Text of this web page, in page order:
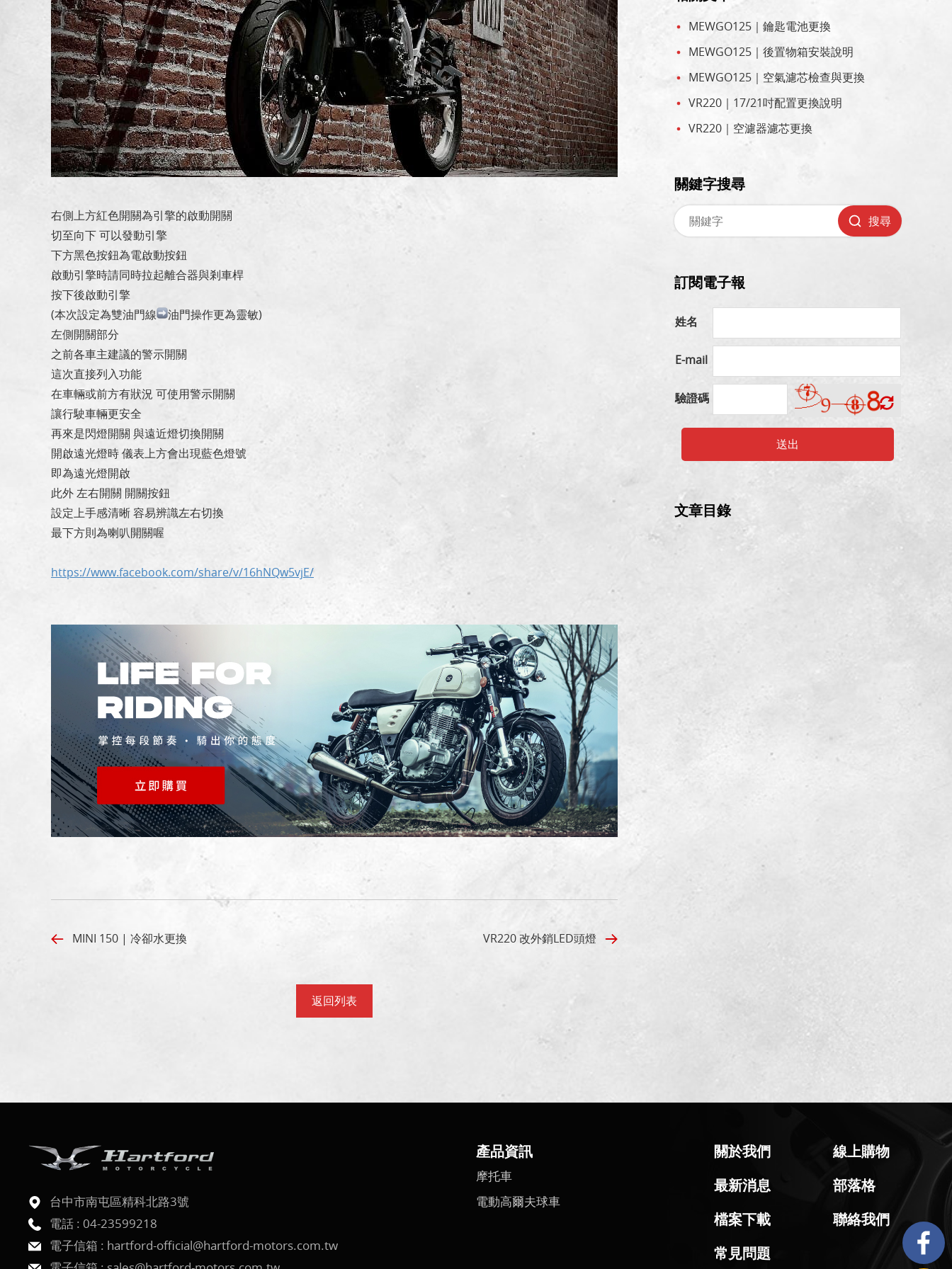
右側上方紅色開關為引擎的啟動開關
切至向下 可以發動引擎
下方黑色按鈕為電啟動按鈕
啟動引擎時請同時拉起離合器與剎車桿
按下後啟動引擎
(本次設定為雙油門線
油門操作更為靈敏)
左側開關部分
之前各車主建議的警示開關
這次直接列入功能
在車輛或前方有狀況 可使用警示開關
讓行駛車輛更安全
再來是閃燈開關 與遠近燈切換開關
開啟遠光燈時 儀表上方會出現藍色燈號
即為遠光燈開啟
此外 左右開關 開關按鈕
設定上手感清晰 容易辨識左右切換
最下方則為喇叭開關喔
https://www.facebook.com/share/v/16hNQw5vjE/
MINI 150 | 冷卻水更換 VR220 改外銷LED頭燈
返回列表
MEWGO125｜鑰匙電池更換
MEWGO125｜後置物箱安裝說明
MEWGO125｜空氣濾芯檢查與更換
VR220｜17/21吋配置更換說明
VR220｜空濾器濾芯更換
關鍵字搜尋
搜尋
訂閱電子報
姓名
E-mail
驗證碼
送出
文章目錄
產品資訊
摩托車
電動高爾夫球車
關於我們
線上購物
最新消息
部落格
檔案下載
聯絡我們
常見問題
台中市南屯區精科北路3號
電話 : 04-23599218
電子信箱 : hartford-official@hartford-motors.com.tw